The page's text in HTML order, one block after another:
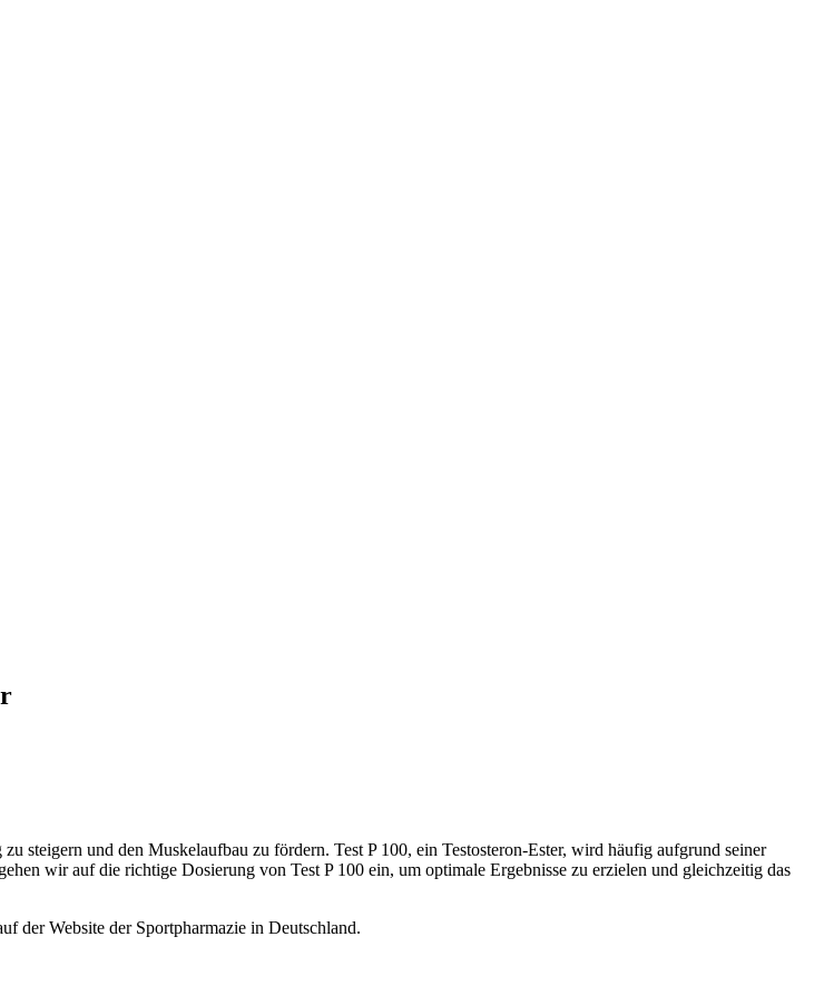
steigern und den Muskelaufbau zu fördern. Test P 100, ein Testosteron-Ester, wird häufig aufgrund seiner
wir auf die richtige Dosierung von Test P 100 ein, um optimale Ergebnisse zu erzielen und gleichzeitig das
der Website der Sportpharmazie in Deutschland.